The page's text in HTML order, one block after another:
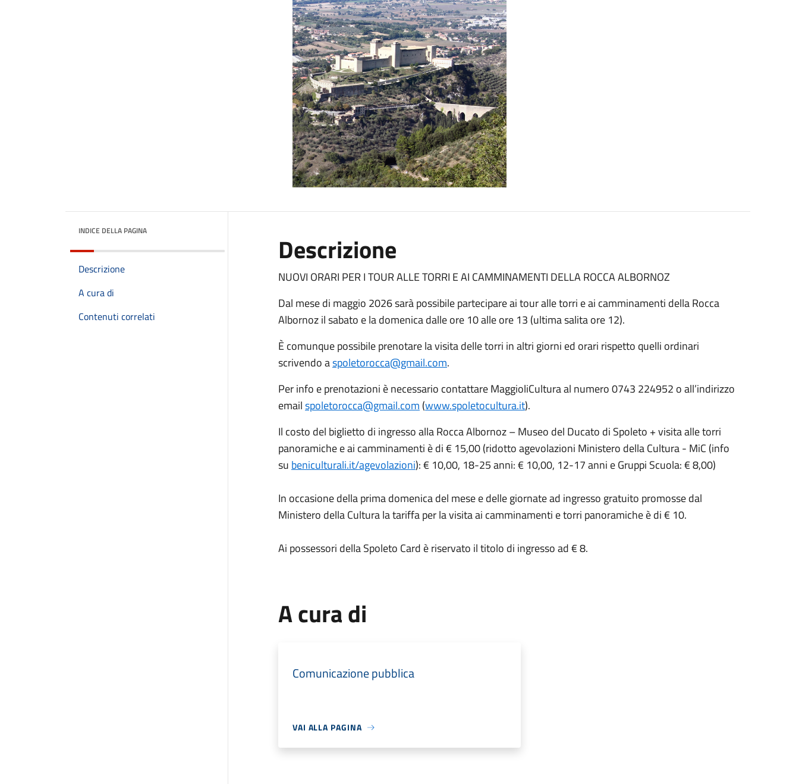
INDICE DELLA PAGINA
Descrizione
A cura di
Contenuti correlati
Descrizione
NUOVI ORARI PER I TOUR ALLE TORRI E AI CAMMINAMENTI DELLA ROCCA ALBORNOZ
Dal mese di maggio 2026 sarà possibile partecipare ai tour alle torri e ai camminamenti della Rocca
Albornoz il sabato e la domenica dalleore 10 alleore13 (ultima salita ore 12).
Ècomunquepossibile prenotare lavisita delletorri in altri giorni ed orari rispetto quelli ordinari
scrivendo aspoletorocca@gmail.com.
Per info eprenotazioni è necessario contattareMaggioliCulturaal numero0743 224952 o all’indirizzo
emailspoletorocca@gmail.com (www.spoletocultura.it).
Il costo del biglietto di ingresso alla Rocca Albornoz – Museo del Ducato di Spoleto + visita alle torri
panoramiche e ai camminamenti è di€ 15,00(ridottoagevolazioni Ministero della Cultura - MiC (info
su beniculturali.it/agevolazioni): € 10,00, 18-25 anni: € 10,00, 12-17 anni e Gruppi Scuola: € 8,00)
In occasione della prima domenica del mese e delle giornate ad ingresso gratuito promosse dal
Ministero della Cultura la tariffa per la visita ai camminamenti etorri panoramiche è di € 10.
Ai possessori della Spoleto Card è riservato il titolo di ingressoad€ 8.
A cura di
Comunicazione pubblica
VAI ALLA PAGINA